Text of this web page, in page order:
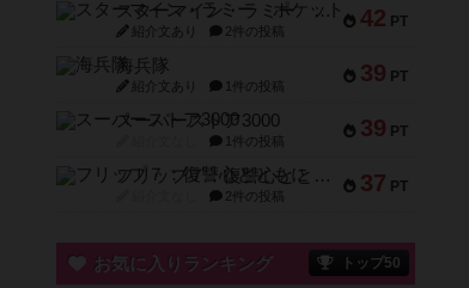
42 PT
スターマイン・ラミー ポケット
紹介文あり 2件の投稿
39 PT
海兵隊
紹介文あり 1件の投稿
39 PT
スーパーストア3000
1件の投稿
37 PT
フリップ７：復讐心とともに
2件の投稿
お気に入りランキング トップ50